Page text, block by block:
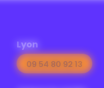
Lyon
09 54 80 92 13